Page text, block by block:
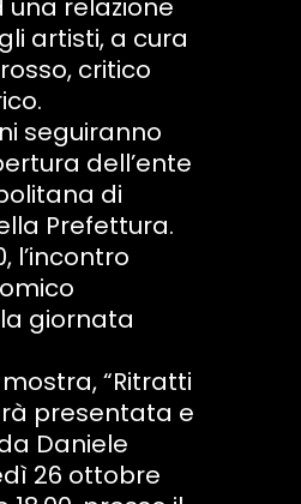
artisti, a cura
critico
seguiranno
dell’ente
di
Prefettura.
l’incontro
giornata
“Ritratti
presentata e
Daniele
26 ottobre